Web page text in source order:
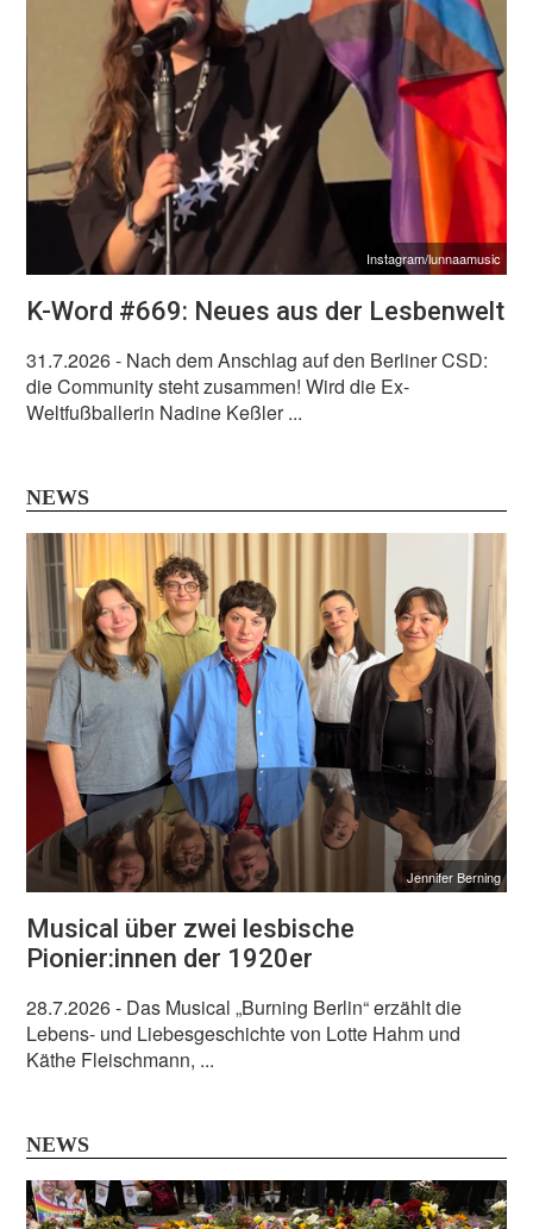
Instagram/lunnaamusic
K-Word #669: Neues aus der Lesbenwelt
31.7.2026- Nach dem Anschlag auf den Berliner CSD:
die Community steht zusammen! Wird die Ex-
Weltfußballerin Nadine Keßler ...
NEWS
Jennifer Berning
Musical über zwei lesbische
Pionier:innen der 1920er
28.7.2026- Das Musical „Burning Berlin“ erzählt die
Lebens- und Liebesgeschichte von Lotte Hahm und
Käthe Fleischmann, ...
NEWS